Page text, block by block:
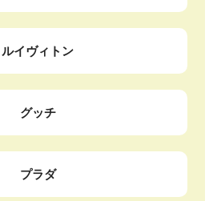
ルイヴィトン
グッチ
プラダ